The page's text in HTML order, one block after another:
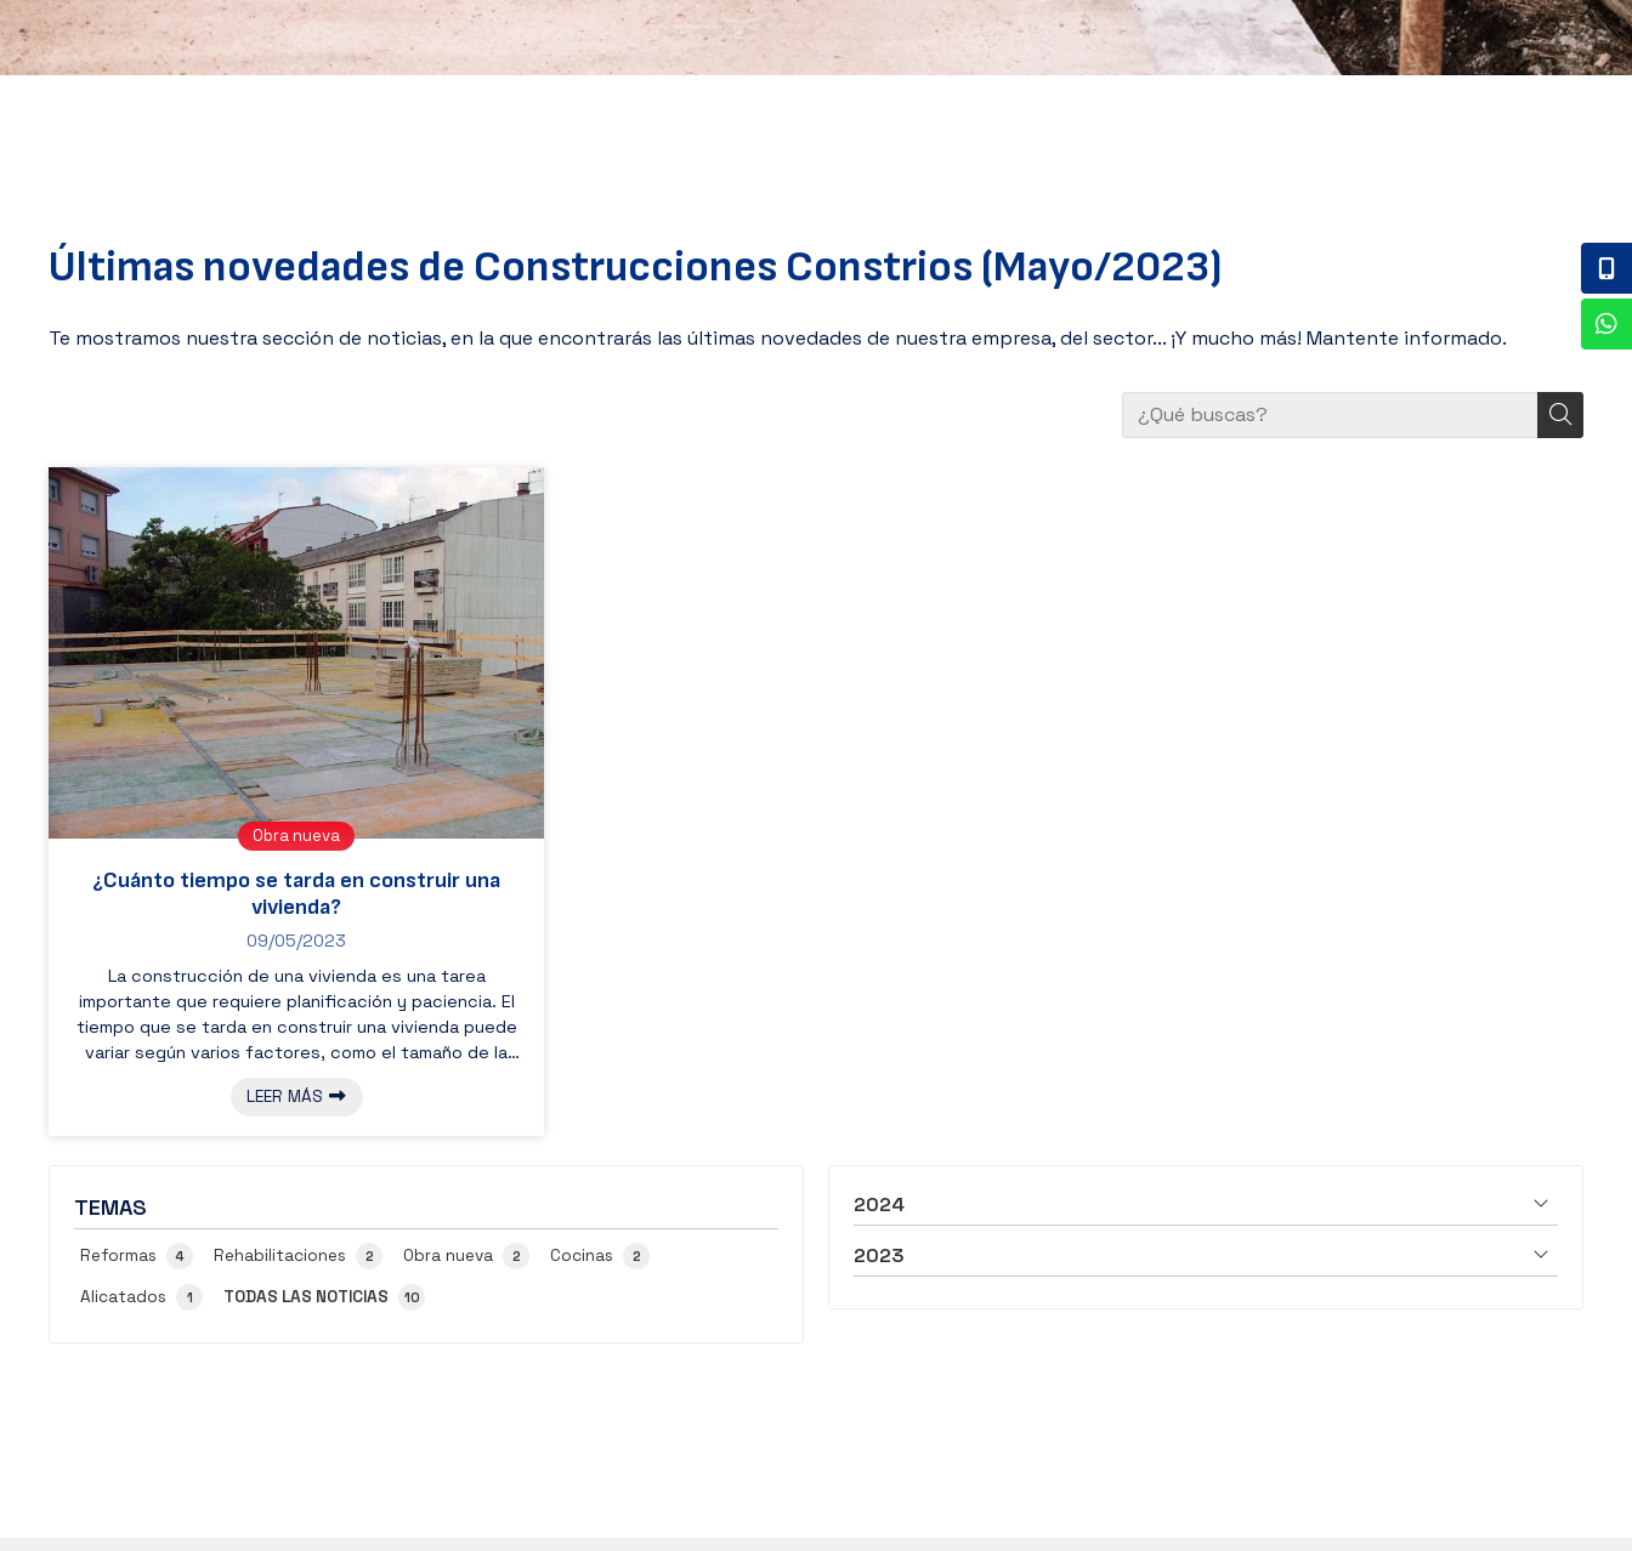
Últimas novedades de Construcciones Constrios (Mayo/2023)
Te mostramos nuestra sección de noticias, en la que encontrarás las últimas novedades de nuestra empresa, del sector... ¡Y mucho más! Mantente informado.
TEMAS
TODAS LAS NOTICIAS 10
Reformas 4 Rehabilitaciones 2 Obra nueva 2 Cocinas 2
Alicatados 1
¿Cuánto tiempo se tarda en construir una
vivienda?
09/05/2023
Obra nueva
La construcción de una vivienda es una tarea
importante que requiere planificación y paciencia. El
tiempo que se tarda en construir una vivienda puede
variar según varios factores, como el tamaño de la
del constructor. En este artículo, desde
y te contaremos cuánto tiempo se tarda en promedi...
LEER MÁS
2024
2023